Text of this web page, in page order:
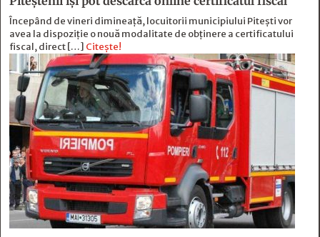
Începând de vineri dimineață, locuitorii municipiului Pitești vor
avea la dispoziție o nouă modalitate de obținere a certificatului
fiscal, direct […] Citește!